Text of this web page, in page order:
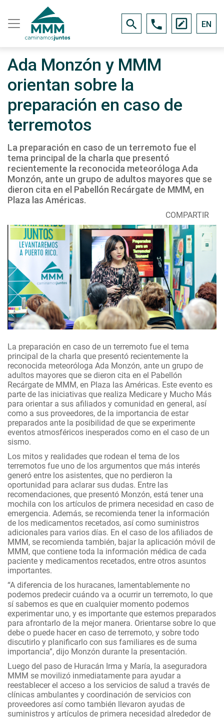
EN
Ada Monzón y MMM
orientan sobre la
preparación en caso de
terremotos
La preparación en caso de un terremoto fue el
tema principal de la charla que presentó
recientemente la reconocida meteoróloga Ada
Monzón, ante un grupo de adultos mayores que se
dieron cita en el Pabellón Recárgate de MMM, en
Plaza las Américas.
COMPARTIR
La preparación en caso de un terremoto fue el tema
principal de la charla que presentó recientemente la
reconocida meteoróloga Ada Monzón, ante un grupo de
adultos mayores que se dieron cita en el Pabellón
Recárgate de MMM, en Plaza las Américas. Este evento es
parte de las iniciativas que realiza Medicare y Mucho Más
para orientar a sus afiliados y comunidad en general, así
como a sus proveedores, de la importancia de estar
preparados ante la posibilidad de que se experimente
eventos atmosféricos inesperados como en el caso de un
sismo.
Los mitos y realidades que rodean el tema de los
terremotos fue uno de los argumentos que más interés
generó entre los asistentes, que no perdieron la
oportunidad para aclarar sus dudas. Entre las
recomendaciones, que presentó Monzón, está tener una
mochila con los artículos de primera necesidad en caso de
emergencia. Además, se recomienda tener la información
de los medicamentos recetados, así como suministros
adicionales para varios días. En el caso de los afiliados de
MMM, se recomienda también, bajar la aplicación móvil de
MMM, que contiene toda la información médica de cada
paciente y medicamentos recetados, entre otros asuntos
importantes.
“A diferencia de los huracanes, lamentablemente no
podemos predecir cuándo va a ocurrir un terremoto, lo que
sí sabemos es que en cualquier momento podemos
experimentar uno, y es importante que estemos preparados
para afrontarlo de la mejor manera. Orientarse sobre lo que
debe o puede hacer en caso de terremoto, y sobre todo
discutirlo y planificarlo con sus familiares es de suma
importancia”, dijo Monzón durante la presentación.
Luego del paso de Huracán Irma y María, la aseguradora
MMM se movilizó inmediatamente para ayudar a
reestablecer el acceso a los servicios de salud a través de
clínicas ambulantes y coordinación de servicios con
proveedores así como también llevaron ayudas de
suministros y artículos de primera necesidad alrededor de